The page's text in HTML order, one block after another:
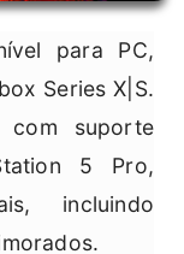
para PC,
Series X|S.
com suporte
5 Pro,
incluindo